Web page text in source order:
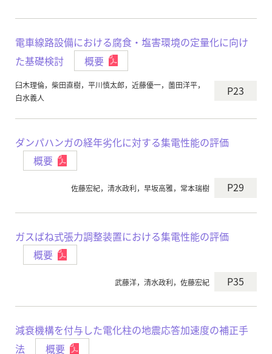
電車線路設備における腐食・塩害環境の定量化に向け
た基礎検討
概要
臼木理倫，柴田直樹，平川慎太郎，近藤優一，薗田洋平，
白水義人
P23
ダンパハンガの経年劣化に対する集電性能の評価
概要
佐藤宏紀，清水政利，早坂高雅，常本瑞樹 P29
ガスばね式張力調整装置における集電性能の評価
概要
武藤洋，清水政利，佐藤宏紀 P35
減衰機構を付与した電化柱の地震応答加速度の補正手
法
概要